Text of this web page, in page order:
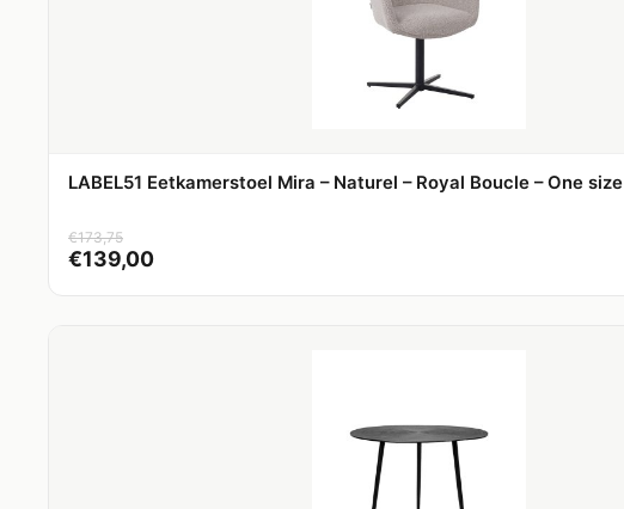
LABEL51 Eetkamerstoel Mira – Naturel – Royal Boucle – One size
€173,75
€139,00